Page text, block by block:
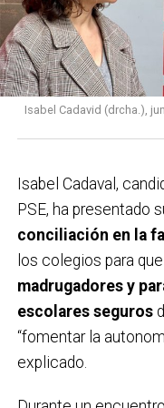
retrasado algunos
han encarecido
Ayuntamiento fuerte.
gasto seria y con
ayuntamiento, que
proporcionados por
a mejorar Basauri y
inversiones a futuro.
Aparte de la
momento más
legislatura que
más importante,
algo así, pero
Isabel Cadavid (drcha.),
Isabel Cadaval,
PSE, ha presentado
conciliación en la
los colegios para
madrugadores y
escolares seguros
“fomentar la
explicado.